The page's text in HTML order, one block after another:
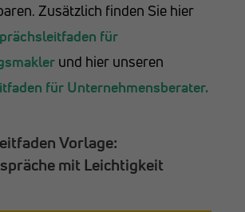
Zusätzlich finden Sie hier
für
und hier unseren
für Unternehmensberater.
Vorlage:
mit Leichtigkeit